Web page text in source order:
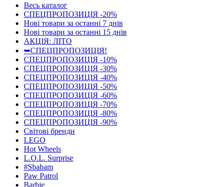
Весь каталог
СПЕЦПРОПОЗИЦІЯ -20%
Нові товари за останнi 7 днiв
Нові товари за останнi 15 днiв
АКЦІЯ: ЛІТО
➥СПЕЦПРОПОЗИЦІЯ!
СПЕЦПРОПОЗИЦІЯ -10%
СПЕЦПРОПОЗИЦІЯ -30%
СПЕЦПРОПОЗИЦІЯ -40%
СПЕЦПРОПОЗИЦІЯ -50%
СПЕЦПРОПОЗИЦІЯ -60%
СПЕЦПРОПОЗИЦІЯ -70%
СПЕЦПРОПОЗИЦІЯ -80%
СПЕЦПРОПОЗИЦІЯ -90%
Світові бренди
LEGO
Hot Wheels
L.O.L. Surprise
#Sbabam
Paw Patrol
Barbie